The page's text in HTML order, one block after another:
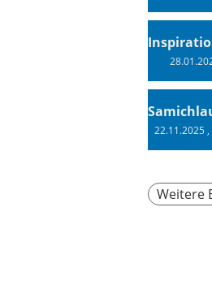
22.11.2025,
Weitere